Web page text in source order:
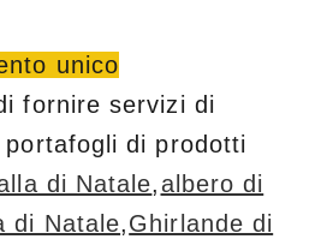
unico
fornire servizi di
di prodotti
di Natale,albero di
di Natale,Ghirlande di